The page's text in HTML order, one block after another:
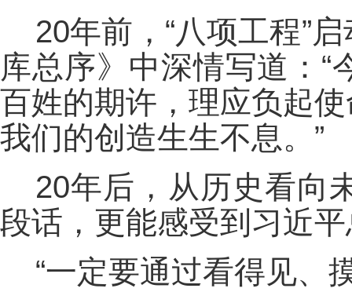
20年前，“八项工程”
库总序》中深情写道：
百姓的期许，理应负起
我们的创造生生不息。”
20年后，从历史看向
段话，更能感受到习近
“一定要通过看得见、